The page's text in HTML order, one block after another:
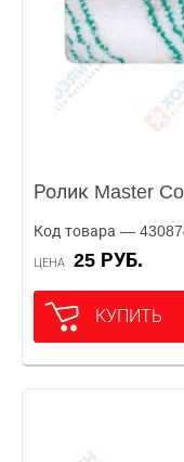
Ролик Master
Код товара —
ЦЕНА 25 РУБ.
КУПИТЬ